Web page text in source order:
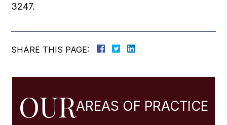
3247.
SHARE THIS PAGE:
OURAREAS OF PRACTICE